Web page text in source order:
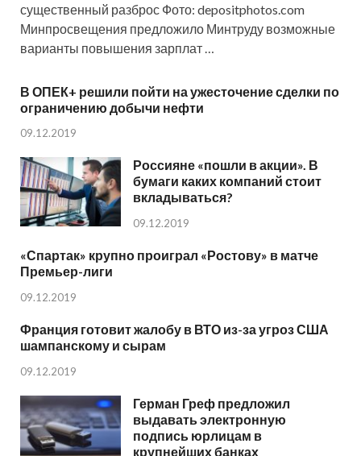
существенный разброс Фото: depositphotos.com
Минпросвещения предложило Минтруду возможные
варианты повышения зарплат …
В ОПЕК+ решили пойти на ужесточение сделки по
ограничению добычи нефти
09.12.2019
Россияне «пошли в акции». В
бумаги каких компаний стоит
вкладываться?
09.12.2019
«Спартак» крупно проиграл «Ростову» в матче
Премьер-лиги
09.12.2019
Франция готовит жалобу в ВТО из-за угроз США
шампанскому и сырам
09.12.2019
Герман Греф предложил
выдавать электронную
подпись юрлицам в
крупнейших банках